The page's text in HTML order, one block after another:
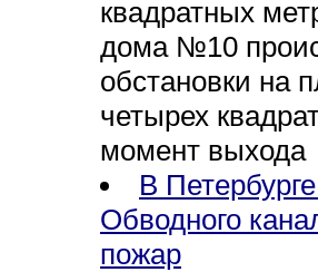
квадратных
дома №10
обстановки на
четырех
момент выхода
В
Обводного
пожар